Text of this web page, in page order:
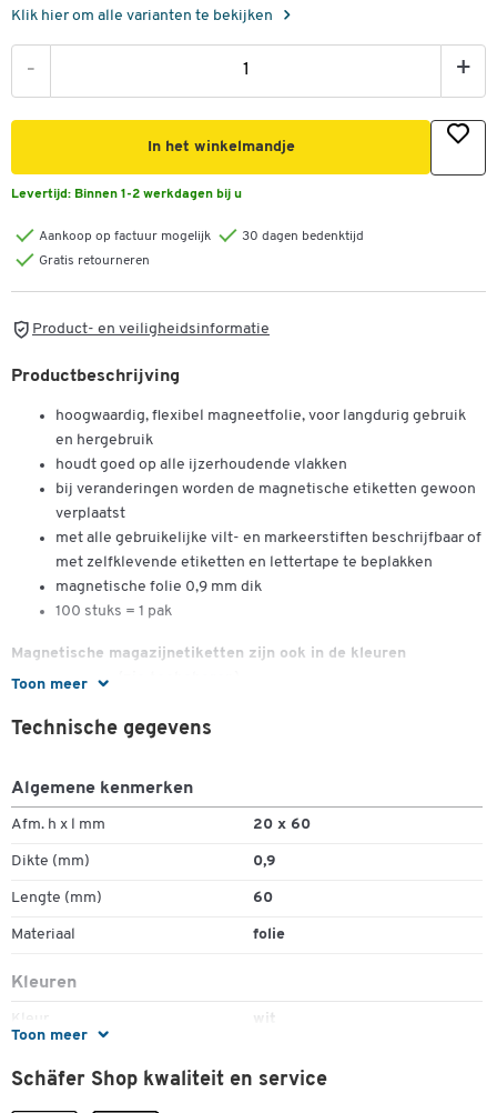
Klik hier om alle varianten te bekijken
- +
In het winkelmandje
Levertijd: Binnen 1-2 werkdagen bij u
Aankoop op factuur mogelijk
30 dagen bedenktijd
Gratis retourneren
Product- en veiligheidsinformatie
Toon meer
Productbeschrijving
hoogwaardig, flexibel magneetfolie, voor langdurig gebruik
en hergebruik
houdt goed op alle ijzerhoudende vlakken
bij veranderingen worden de magnetische etiketten gewoon
verplaatst
met alle gebruikelijke vilt- en markeerstiften beschrijfbaar of
met zelfklevende etiketten en lettertape te beplakken
magnetische folie 0,9 mm dik
100 stuks = 1 pak
Magnetische magazijnetiketten zijn ook in de kleuren
geelleverbaar (zie toebehoren).
Toon meer
Technische gegevens
Algemene kenmerken
Afm. h x l mm 20 x 60
Dikte (mm) 0,9
Lengte (mm) 60
Materiaal folie
Kleuren
Kleur wit
Afmetingen
Schäfer Shop kwaliteit en service